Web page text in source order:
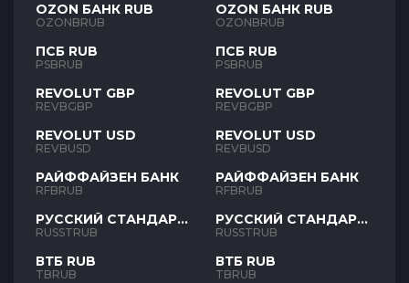
OZON БАНК RUB
OZONBRUB
ПСБ RUB
PSBRUB
REVOLUT GBP
REVBGBP
REVOLUT USD
REVBUSD
РАЙФФАЙЗЕН БАНК
RFBRUB
РУССКИЙ СТАНДАРТ
RUB
RUSSTRUB
ВТБ RUB
TBRUB
OZON БАНК RUB
OZONBRUB
ПСБ RUB
PSBRUB
REVOLUT GBP
REVBGBP
REVOLUT USD
REVBUSD
РАЙФФАЙЗЕН БАНК
RFBRUB
РУССКИЙ СТАНДАРТ
RUB
RUSSTRUB
ВТБ RUB
TBRUB